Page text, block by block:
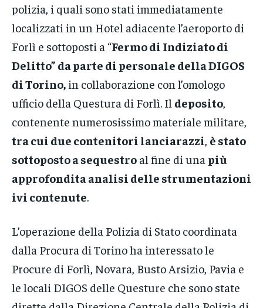
polizia, i quali sono stati immediatamente
localizzati in un Hotel adiacente l’aeroporto di
Forlì e sottoposti a “Fermo di Indiziato di
Delitto” da parte di personale della DIGOS
di Torino, in collaborazione con l’omologo
ufficio della Questura di Forlì. Il deposito
contenente numerosissimo materiale militare,
tra cui due contenitori lanciarazzi è stato
sottoposto a sequestro al fine di una più
approfondita analisi delle strumentazioni
ivi contenute.
L’operazione della Polizia di Stato coordinata
dalla Procura di Torino ha interessato le
Procure di Forlì, Novara, Busto Arsizio, Pavia e
le locali DIGOS delle Questure che sono state